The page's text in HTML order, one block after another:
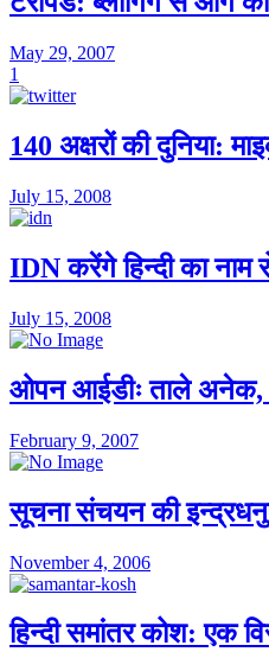
May 29, 2007
1
140 अक्षरों की दुनिया:
July 15, 2008
IDN करेंगे हिन्दी का नाम
July 15, 2008
ओपन आईडीः ताले अनेक,
February 9, 2007
सूचना संचयन की
November 4, 2006
हिन्दी समांतर कोश: एक